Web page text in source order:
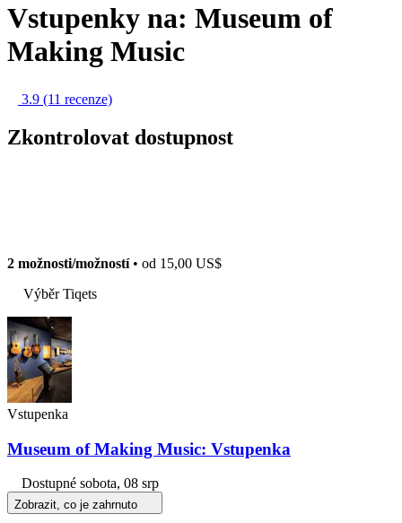
Vstupenky na: Museum of
Making Music
3.9 (11 recenze)
Zkontrolovat dostupnost
2 možnosti/možností• od 15,00 US$
Výběr Tiqets
Vstupenka
Museum of Making Music: Vstupenka
Dostupné sobota, 08 srp
Zobrazit, co je zahrnuto